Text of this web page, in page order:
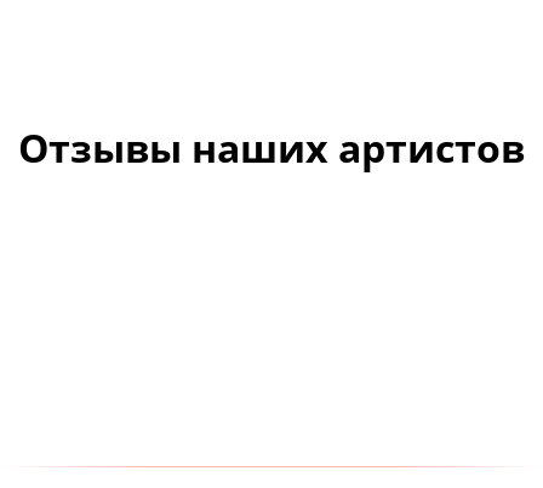
Отзывы наших артистов